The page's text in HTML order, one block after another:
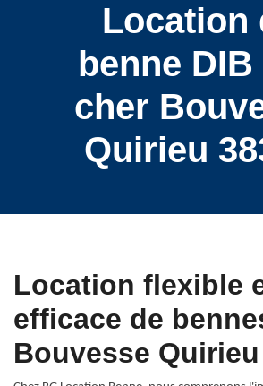
Location
benne DIB
cher
Quirieu
Location flexible
efficace de
Bouvesse Quirieu